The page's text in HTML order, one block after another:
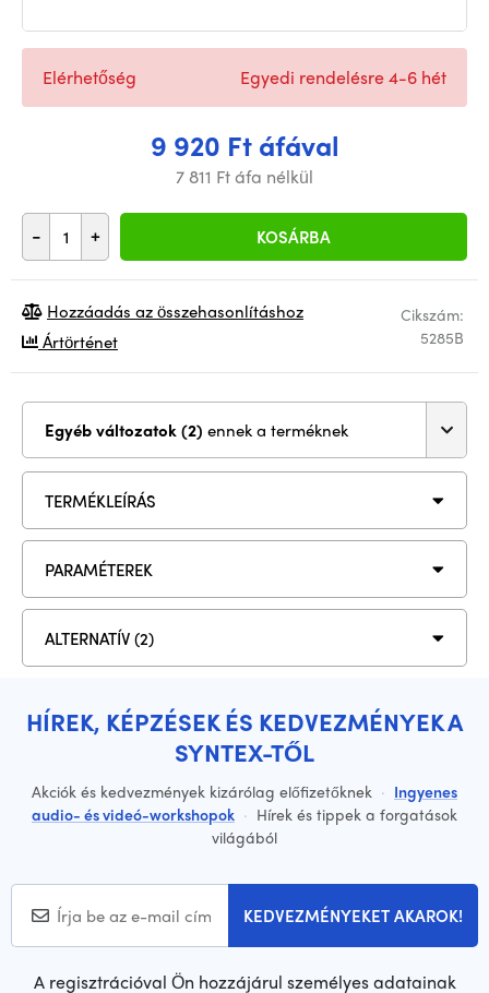
9 920 Ft áfával
7 811 Ft áfa nélkül
- + KOSÁRBA
Elérhetőség Egyedi rendelésre 4-6 hét
Cikszám:
5285B
Hozzáadás az összehasonlításhoz
Ártörténet
Egyéb változatok (2) ennek a terméknek
TERMÉKLEÍRÁS
PARAMÉTEREK
ALTERNATÍV (2)
HÍREK, KÉPZÉSEK ÉS KEDVEZMÉNYEK A
SYNTEX-TŐL
Akciók és kedvezmények kizárólag előfizetőknek · Ingyenes
audio- és videó-workshopok · Hírek és tippek a forgatások
világából
KEDVEZMÉNYEKET AKAROK!
A regisztrációval Ön hozzájárul személyes adatainak